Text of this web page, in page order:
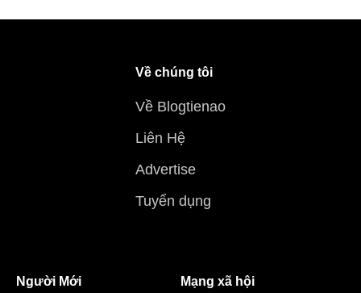
Về chúng tôi
Về Blogtienao
Liên Hệ
Advertise
Tuyển dụng
Người Mới Mạng xã hội